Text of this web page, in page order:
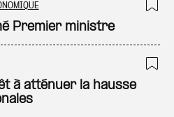
Premier ministre
à atténuer la hausse